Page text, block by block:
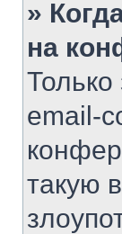
»
на
Только
email-
такую